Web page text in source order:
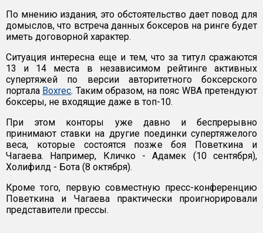
По мнению издания, это обстоятельство дает повод для
домыслов, что встреча данных боксеров на ринге будет
иметь договорной характер.
Ситуация интересна еще и тем, что за титул сражаются
13 и 14 места в независимом рейтинге активных
супертяжей по версии авторитетного боксерского
портала Boxrec. Таким образом, на пояс WBA претендуют
боксеры, не входящие даже в топ-10.
При этом конторы уже давно и беспрерывно
принимают ставки на другие поединки супертяжелого
веса, которые состоятся позже боя Поветкина и
Чагаева. Например, Кличко - Адамек (10 сентября),
Холифилд - Бота (8 октября).
Кроме того, первую совместную пресс-конференцию
Поветкина и Чагаева практически проигнорировали
представители прессы.